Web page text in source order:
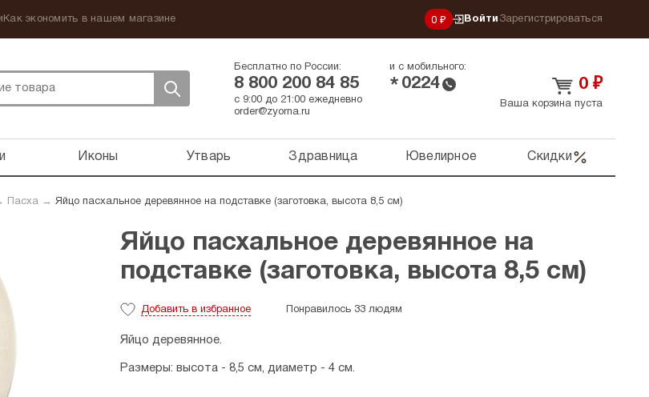
Как экономить в нашем магазине 0 ₽ Войти Зарегистрироваться
Бесплатно по России:
8 800 200 84 85
и с мобильного:
* 0224
с 9:00 до 21:00 ежедневно
order@zyorna.ru
0 ₽
Ваша корзина пуста
Иконы Утварь Здравница Ювелирное Скидки
Пасха → Яйцо пасхальное деревянное на подставке (заготовка, высота 8,5 см)
Яйцо пасхальное деревянное на
подставке (заготовка, высота 8,5 см)
Добавить в избранное Понравилось 33 людям
Яйцо деревянное.
Размеры: высота - 8,5 см, диаметр - 4 см.